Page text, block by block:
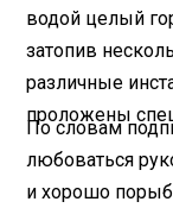
водой целый
затопив
различные
проложены
По словам
любоваться
и хорошо